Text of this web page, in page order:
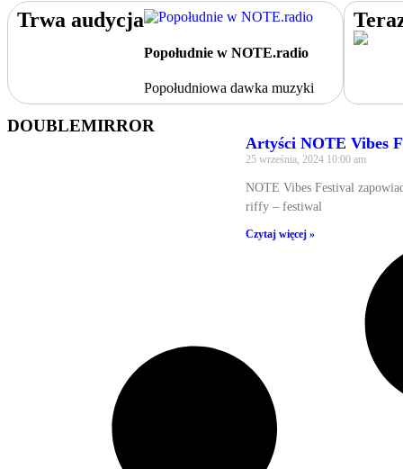
Trwa audycja
Popołudnie w NOTE.radio
Popołudniowa dawka muzyki
DOUBLEMIRROR
Artyści NOTE Vibes
25 września, 2024 10:00 am
NOTE Vibes Festival
riffy – festiwal
Czytaj więcej »